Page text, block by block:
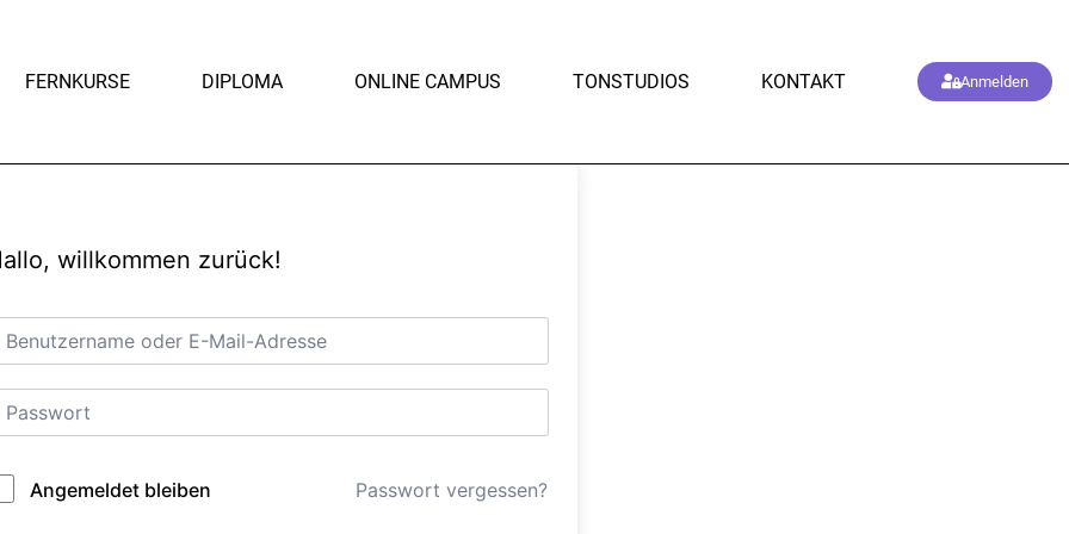
FERNKURSE DIPLOMA ONLINE CAMPUS TONSTUDIOS KONTAKT Anmelden
willkommen zurück!
Angemeldet bleiben Passwort vergessen?